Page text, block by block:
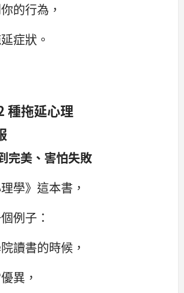
的行為，
症狀。
種拖延心理
完美、害怕失敗
學》這本書，
例子：
讀書的時候，
異，